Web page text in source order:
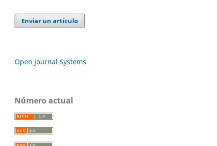
Enviar un artículo
Open Journal Systems
Número actual